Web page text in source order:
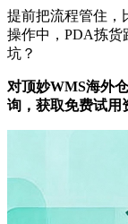
提前把流程管住，
操作中， PDA拣货
坑？
对顶妙WMS海外
询，获取免费试用